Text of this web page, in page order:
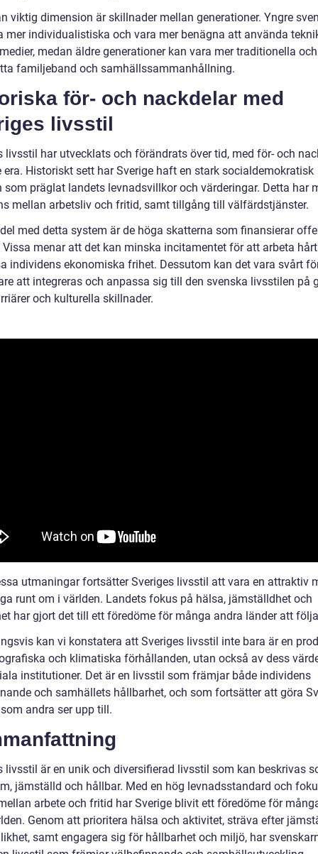
viktig dimension är skillnader mellan generationer. Yngre
mer individualistiska och vara mer benägna att använda
medan äldre generationer kan vara mer traditionella och
familjeband och samhällssammanhållning.
för- och nackdelar med
livsstil
livsstil har utvecklats och förändrats över tid, med för- och
era. Historiskt sett har Sverige haft en stark socialdemokratisk
som präglat landets levnadsvillkor och värderingar. Detta har
mellan arbetsliv och fritid, samt tillgång till välfärdstjänster.
med detta system är de höga skatterna som finansierar
Vissa menar att det kan minska incitamentet för att arbeta
individens ekonomiska frihet. Dessutom kan det vara svårt
att integreras och anpassa sig till den svenska livsstilen på
och kulturella skillnader.
utmaningar fortsätter Sveriges livsstil att vara en attraktiv
runt om i världen. Landets fokus på hälsa, jämställdhet och
har gjort det till ett föredöme för många andra länder att
kan vi konstatera att Sveriges livsstil inte bara är en
och klimatiska förhållanden, utan också av dess
institutioner. Det är en livsstil som främjar både individens
och samhällets hållbarhet, och som fortsätter att göra
andra ser upp till.
livsstil är en unik och diversifierad livsstil som kan beskrivas
jämställd och hållbar. Med en hög levnadsstandard och
arbete och fritid har Sverige blivit ett föredöme för
Genom att prioritera hälsa och aktivitet, sträva efter
samt engagera sig för hållbarhet och miljö, har